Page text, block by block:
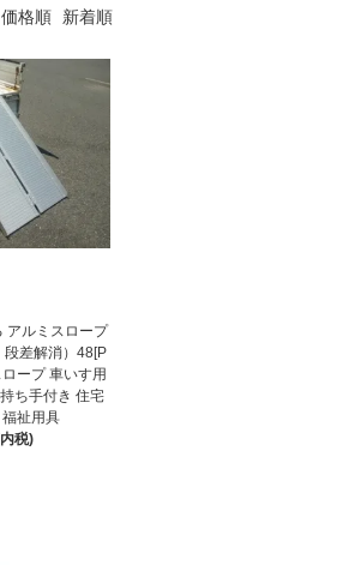
価格順 新着順
アルミスロープ
段差解消）48[P
ープ 車いす用
ち手付き 住宅
祉用具
税)